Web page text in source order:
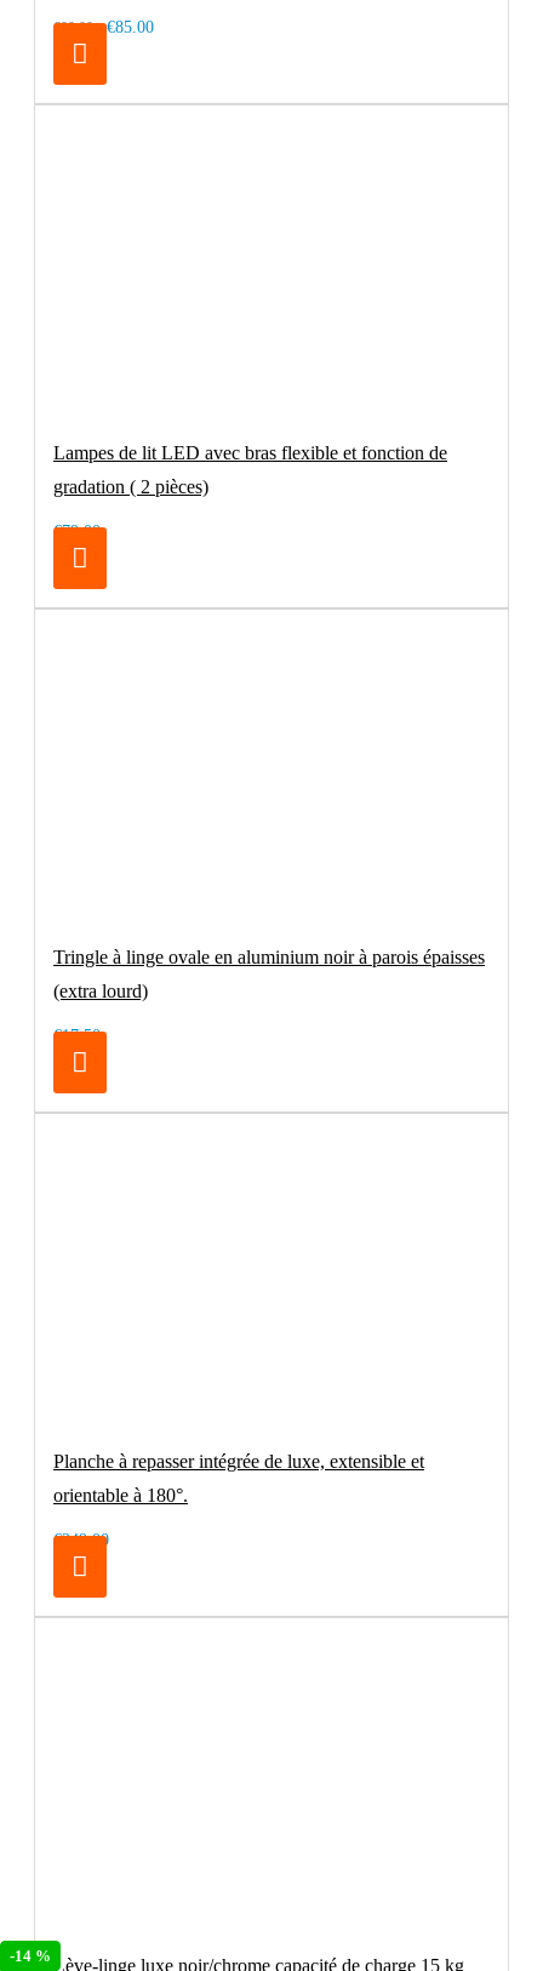
-14 %
€99.00 €85.00
Lampes de lit LED avec bras flexible et fonction de
gradation ( 2 pièces)
€79.00
Tringle à linge ovale en aluminium noir à parois épaisses
(extra lourd)
€17.50
Planche à repasser intégrée de luxe, extensible et
orientable à 180°.
€249.00
Lève-linge luxe noir/chrome capacité de charge 15 kg